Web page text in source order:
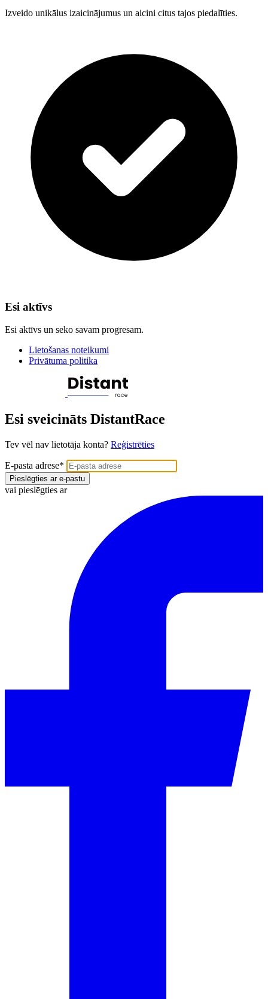
Izveido unikālus izaicinājumus un aicini citus tajos piedalīties.
Esi aktīvs
Esi aktīvs un seko savam progresam.
Lietošanas noteikumi
Privātuma politika
Esi sveicināts DistantRace
Tev vēl nav lietotāja konta? Reģistrēties
E-pasta adrese*
Pieslēgties ar e-pastu
vai pieslēgties ar